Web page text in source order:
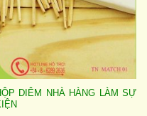
DIÊM NHÀ HÀNG LÀM SỰ